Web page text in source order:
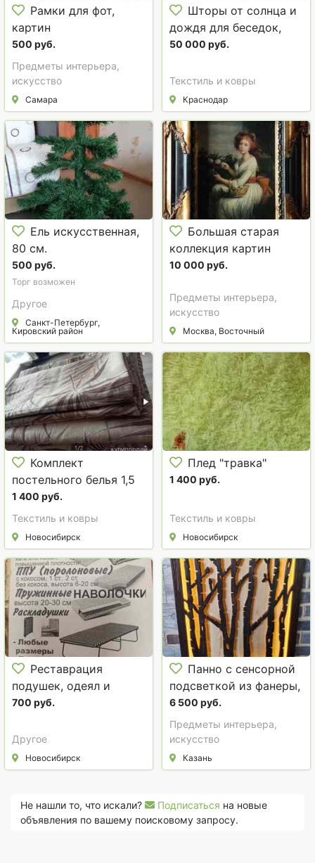
Рамки для фот,
картин
500 руб.
Предметы интерьера,
искусство
Самара
Шторы от солнца и
дождя для беседок,
веранд .Уличные
50 000 руб.
Текстиль и ковры
Краснодар
Ель искусственная,
80 см.
500 руб.
Торг возможен
Другое
Санкт-Петербург,
Кировский район
Большая старая
коллекция картин
распродажа
10 000 руб.
Предметы интерьера,
искусство
Москва, Восточный
Комплект
постельного белья 1,5
спальный из хлопка
100%
1 400 руб.
Текстиль и ковры
Новосибирск
Плед "травка"
1 400 руб.
Текстиль и ковры
Новосибирск
Реставрация
подушек, одеял и
перин пуховых
700 руб.
Другое
Новосибирск
Панно с сенсорной
подсветкой из фанеры,
Каен Бай
6 500 руб.
Предметы интерьера,
искусство
Казань
Не нашли то, что искали? Подписаться на новые
объявления по вашему поисковому запросу.